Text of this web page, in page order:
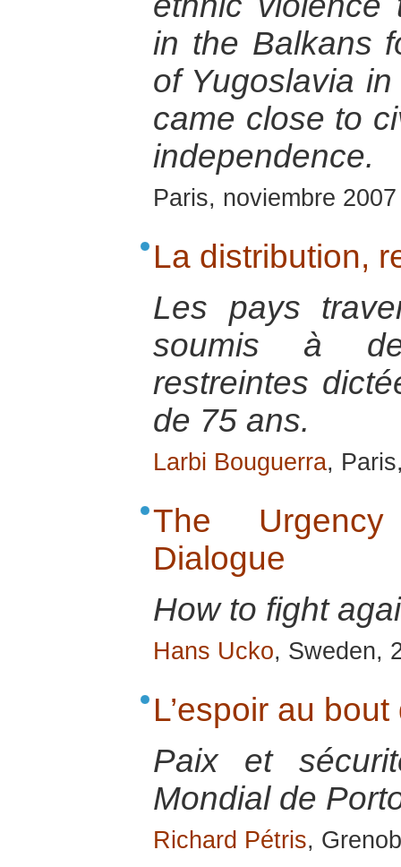
in the Balkans
of Yugoslavia
came close to
independence.
Paris, noviembre 2007
La distribution,
Les pays
soumis à
restreintes
de 75 ans.
Larbi Bouguerra,
The
Dialogue
How to fight
Hans Ucko, Sweden,
L’espoir au
Paix et
Mondial de
Richard Pétris,